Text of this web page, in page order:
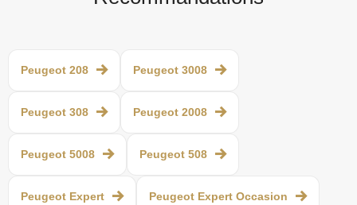
Peugeot 208 Peugeot 3008
Peugeot 308 Peugeot 2008
Peugeot 5008 Peugeot 508
Peugeot Expert Peugeot Expert Occasion